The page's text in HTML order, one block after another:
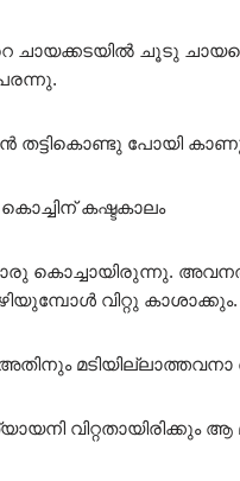
ചായക്കടയിൽ ചൂടു
തട്ടികൊണ്ടു പോയി
കഷ്ടകാലം
കൊച്ചായിരുന്നു.
വിറ്റു കാശാക്കും.
വിറ്റതായിരിക്കും